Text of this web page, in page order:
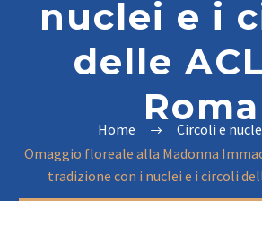
nuclei e i
delle
Roma
Home
Circoli e
Omaggio floreale alla Madonna
tradizione con i nuclei e i circoli